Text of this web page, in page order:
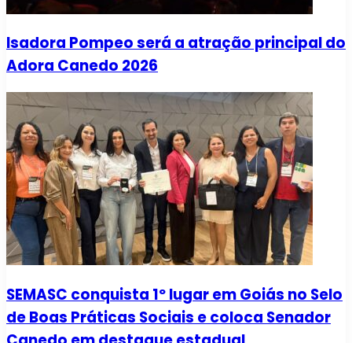
Isadora Pompeo será a atração principal do
Adora Canedo 2026
SEMASC conquista 1º lugar em Goiás no Selo
de Boas Práticas Sociais e coloca Senador